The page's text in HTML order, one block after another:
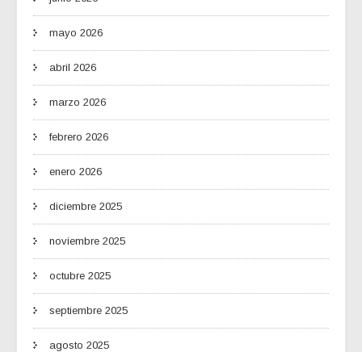
mayo 2026
abril 2026
marzo 2026
febrero 2026
enero 2026
diciembre 2025
noviembre 2025
octubre 2025
septiembre 2025
agosto 2025